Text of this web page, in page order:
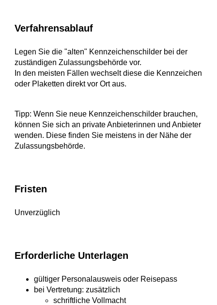
Verfahrensablauf
Legen Sie die "alten" Kennzeichenschilder bei der
zuständigen Zulassungsbehörde vor.
In den meisten Fällen wechselt diese die Kennzeichen
oder Plaketten direkt vor Ort aus.
Tipp: Wenn Sie neue Kennzeichenschilder brauchen,
können Sie sich an privateAnbieterinnen und Anbieter
wenden. Diese finden Sie meistens in der Nähe der
Zulassungsbehörde.
Fristen
Unverzüglich
Erforderliche Unterlagen
gültiger Personalausweis oder Reisepass
bei Vertretung: zusätzlich
schriftliche Vollmacht